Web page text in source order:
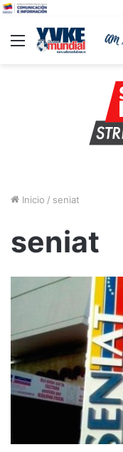
Menu
Inicio / seniat
seniat